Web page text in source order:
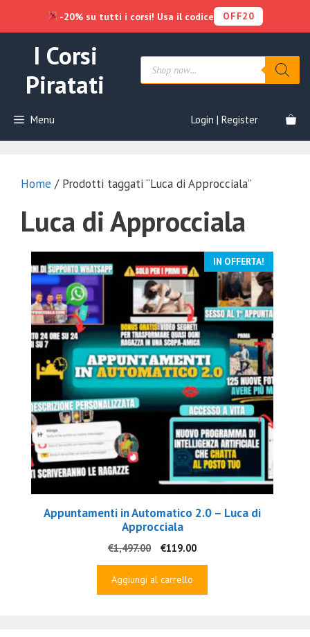
contenuto
I Corsi
Piratati
Products
search
Menu Login | Register
Home / Prodotti taggati “Luca di Approcciala”
Luca di Approcciala
IN OFFERTA!
Appuntamenti in Automatico 2.0 – Luca di
Approcciala
€1,497.00
Il
prezzo
originale
€119.00Il
prezzo
Aggiungi al carrello
-20% su tutti i corsi! Usa il codice OFF20